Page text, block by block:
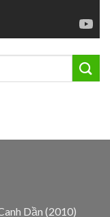
Dần (2010)